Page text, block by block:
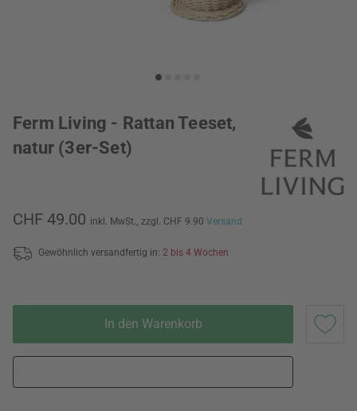
Ferm Living - Rattan Teeset,
natur (3er-Set)
CHF 49.00 inkl. MwSt., zzgl. CHF 9.90 Versand
Gewöhnlich versandfertig in: 2 bis 4 Wochen
In den Warenkorb